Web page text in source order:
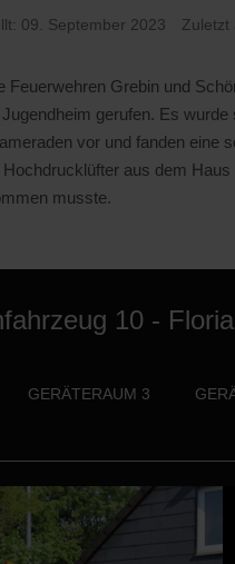
09. September 2023 Zuletzt
Grebin und
gerufen. Es
vor und fanden
aus dem
musste.
10 -
GERÄTERAUM 3